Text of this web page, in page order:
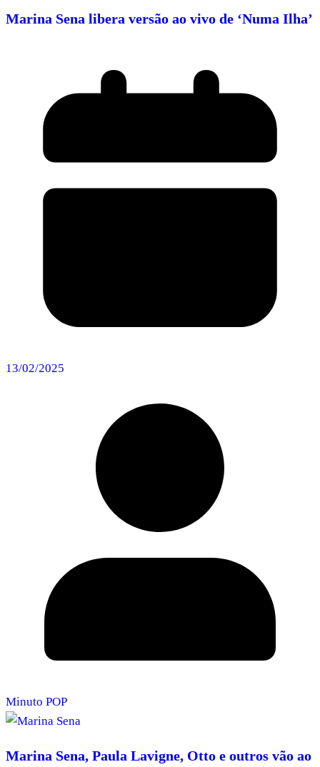
Marina Sena libera versão ao vivo de ‘Numa Ilha’
13/02/2025
Minuto POP
Marina Sena, Paula Lavigne, Otto e outros vão ao